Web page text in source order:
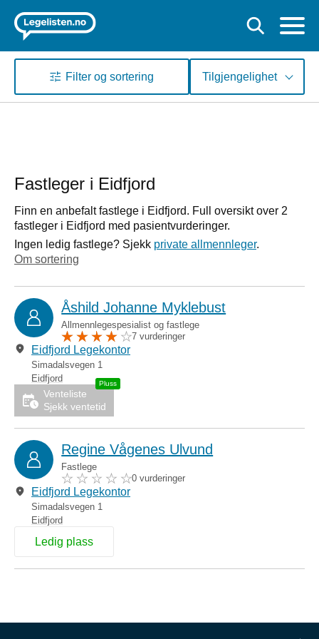
Filter og sortering Tilgjengelighet
Fastleger i Eidfjord
Finn en anbefalt fastlege i Eidfjord. Full oversikt over 2
fastleger i Eidfjord med pasientvurderinger.
Ingen ledig fastlege? Sjekk private allmennleger.
Om sortering
Åshild Johanne Myklebust
Allmennlegespesialist og fastlege
7 vurderinger
Eidfjord Legekontor
Simadalsvegen 1
Eidfjord
Venteliste
Sjekk ventetid
Regine Vågenes Ulvund
Fastlege
0 vurderinger
Eidfjord Legekontor
Simadalsvegen 1
Eidfjord
Ledig plass